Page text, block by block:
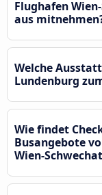
Flughafen
aus
Welche
Lundenburg
Wie findet
Busangebote
Wien-